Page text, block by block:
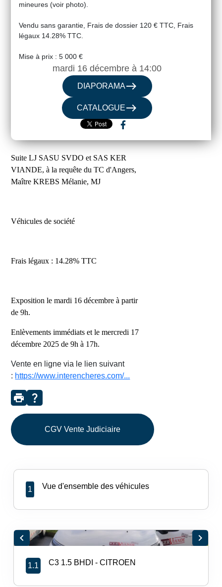
mineures (voir photo).
Vendu sans garantie, Frais de dossier 120 € TTC, Frais
légaux 14.28% TTC.
Mise à prix : 5 000 €
mardi 16 décembre à 14:00
DIAPORAMAeast
CATALOGUEeast
Suite LJ SASU SVDO et SAS KER
VIANDE, à la requête du TC d'Angers,
Maître KREBS Mélanie, MJ
Véhicules de société
Frais légaux : 14.28% TTC
Exposition le mardi 16 décembre à partir
de 9h.
Enlèvements immédiats et le mercredi 17
décembre 2025 de 9h à 17h.
Vente en ligne via le lien suivant
: https://www.interencheres.com/...
print question_mark
CGV Vente Judiciaire
1 Vue d'ensemble des véhicules
chevron_left chevron_right
1.1 C3 1.5 BHDI - CITROEN